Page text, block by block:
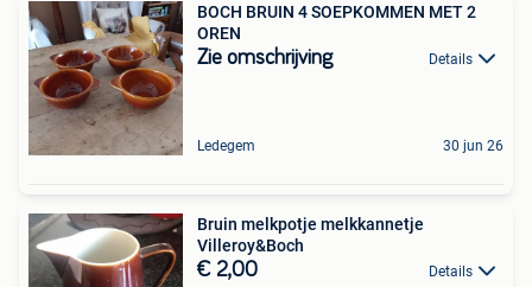
BOCH BRUIN 4 SOEPKOMMEN MET 2
OREN
Zie omschrijving Details
Ledegem 30 jun 26
Bruin melkpotje melkkannetje
Villeroy&Boch
€ 2,00 Details